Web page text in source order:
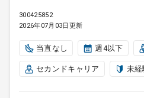
300425852
2026年07月03日更新
当直なし 週4以下
セカンドキャリア 未経